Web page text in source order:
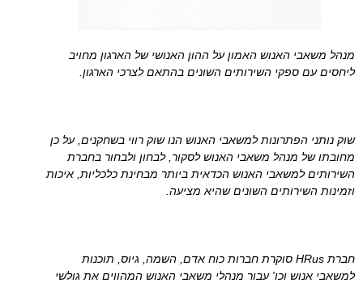
מנהל משאבי האנוש האמון על ההון האנושי של הארגון מחויב
ליחסים עם ספקי השירותים השונים בהתאם לצרכי הארגון.
שוק נותני הפתרונות למשאבי האנוש הנו שוק רווי בשחקנים, על כן
מחובתו של מנהל משאבי האנוש לסקור, לבחון ולבחור בחברת
השירותים למשאבי האנוש הכדאית ביותר מבחינת כלכליות, איכות
וזמינות השירותים השונים שהיא מציעה.
חברת HRus סוקרת חברות כוח אדם, השמה, גיוס, תוכנות
למשאבי אנוש וכו' עבור מנהלי משאבי האנוש המהווים את גולשי